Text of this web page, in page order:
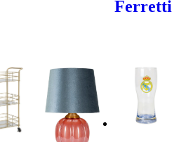
Ferretti